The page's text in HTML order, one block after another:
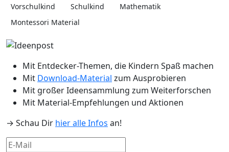
Vorschulkind
Schulkind
Mathematik
Montessori Material
Mit Entdecker-Themen, die Kindern Spaß machen
Mit Download-Material zum Ausprobieren
Mit großer Ideensammlung zum Weiterforschen
Mit Material-Empfehlungen und Aktionen
→ Schau Dir hier alle Infos an!